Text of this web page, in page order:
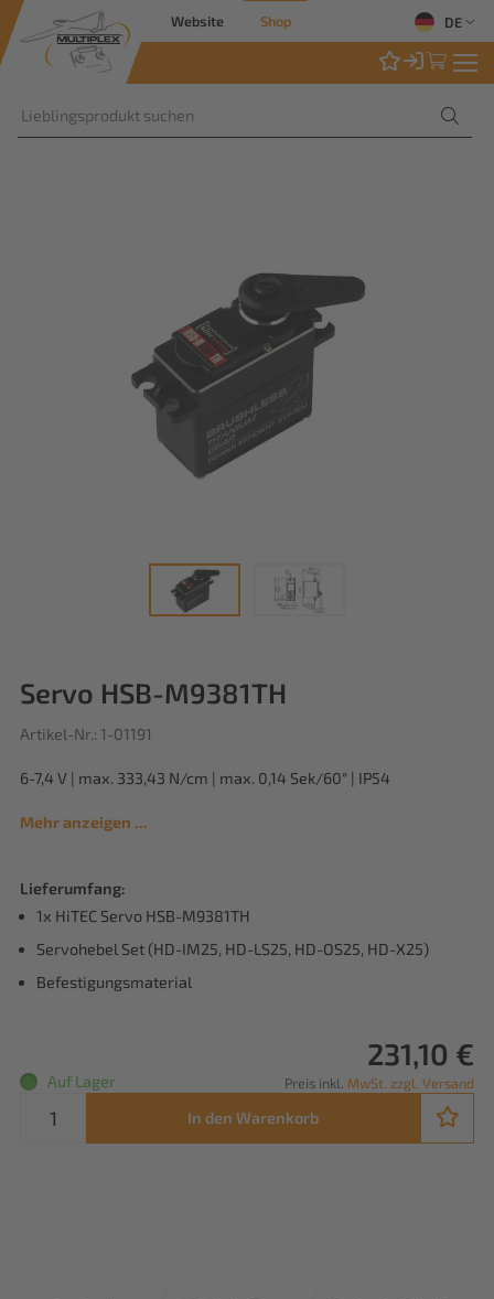
Website Shop DE
Servo HSB-M9381TH
Artikel-Nr.: 1-01191
6-7,4 V | max. 333,43 N/cm | max. 0,14 Sek/60° | IP54
Mehr anzeigen ...
Lieferumfang:
1x HiTEC Servo HSB-M9381TH
Servohebel Set (HD-IM25, HD-LS25, HD-OS25, HD-X25)
Befestigungsmaterial
231,10 €
Preis inkl. MwSt. zzgl. Versand
Auf Lager
In den Warenkorb